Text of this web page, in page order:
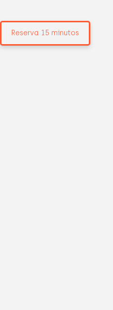
Reserva 15 minutos